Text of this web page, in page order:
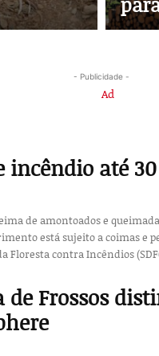
- Publicidade -
incêndio até
de amontoados e
sujeito a coimas e penalizações.
Floresta contra Incêndios
de Frossos